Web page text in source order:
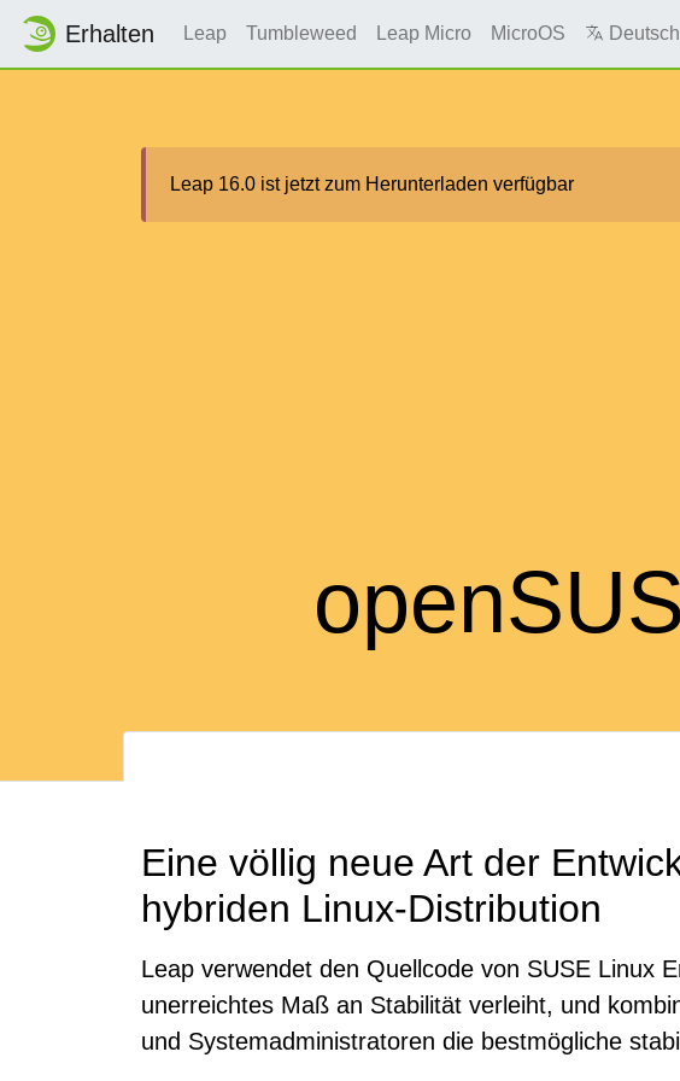
Erhalten Leap Tumbleweed Leap Micro MicroOS Deutsch
Leap 16.0 ist jetzt zum Herunterladen verfügbar
Eine völlig neue Art der
hybriden Linux-Distribution
Leap verwendet den Quellcode von SUSE Linux
unerreichtes Maß an Stabilität verleiht, und
und Systemadministratoren die bestmögliche